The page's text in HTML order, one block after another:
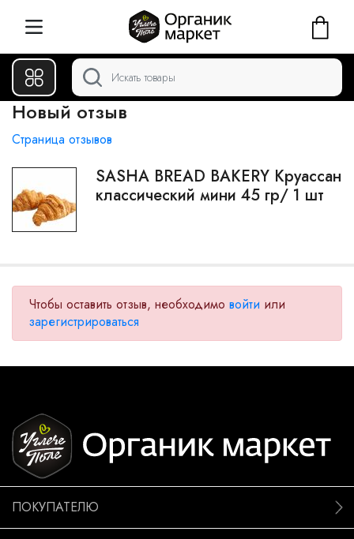
Новый отзыв
Страница отзывов
SASHA BREAD BAKERY Круассан
классический мини 45 гр/ 1 шт
Чтобы оставить отзыв, необходимо войти или
зарегистрироваться
ПОКУПАТЕЛЮ